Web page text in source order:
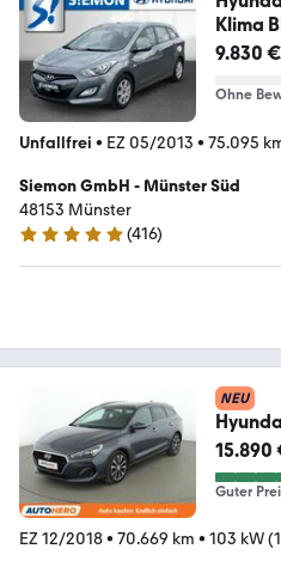
Klima
9.830 €
Ohne
Unfallfrei • EZ 05/2013 • 75.095
Siemon GmbH - Münster Süd
48153 Münster
4.8 Sterne
(416)
NEU
15.890
Guter
EZ 12/2018• 70.669 km • 103 kW